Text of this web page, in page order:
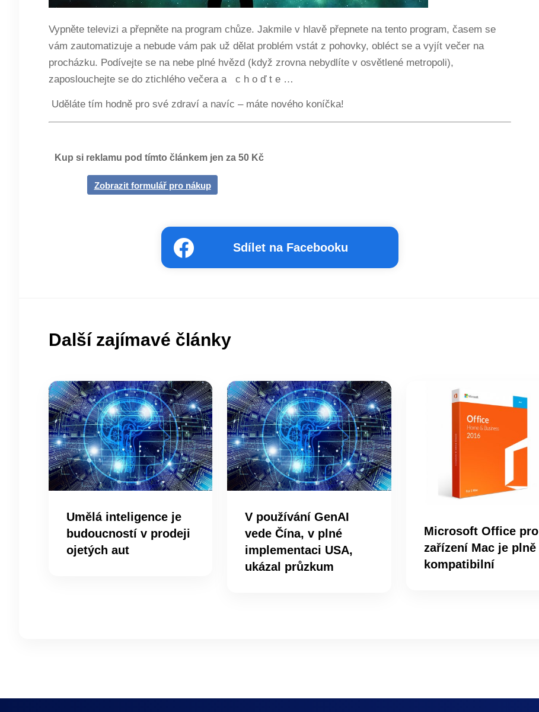
Vypněte televizi a přepněte na program chůze. Jakmile v hlavě přepnete na tento program, časem se
vám zautomatizuje a nebude vám pak už dělat problém vstát z pohovky, obléct se a vyjít večer na
procházku. Podívejte se na nebe plné hvězd (když zrovna nebydlíte v osvětlené metropoli),
zaposlouchejte se do ztichlého večera a c h o ď t e …
Uděláte tím hodně pro své zdraví a navíc – máte nového koníčka!
Kup si reklamu pod tímto článkem jen za 50 Kč
Zobrazit formulář pro nákup
Sdílet na Facebooku
Další zajímavé články
Umělá inteligence je
budoucností v prodeji
ojetých aut
V používání GenAI
vede Čína, v plné
implementaci USA,
ukázal průzkum
Microsoft Office pro
zařízení Mac je plně
kompatibilní